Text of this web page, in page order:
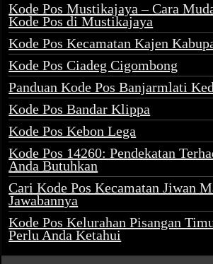
Kode Pos Mustikajaya – Cara
Kode Pos di Mustikajaya
Kode Pos Kecamatan Kajen
Kode Pos Ciadeg Cigombong
Panduan Kode Pos Banjarmlati
Kode Pos Bandar Klippa
Kode Pos Kebon Lega
Kode Pos 14260: Pendekatan
Anda Butuhkan
Cari Kode Pos Kecamatan Jiwan
Jawabannya
Kode Pos Kelurahan Pisangan
Perlu Anda Ketahui